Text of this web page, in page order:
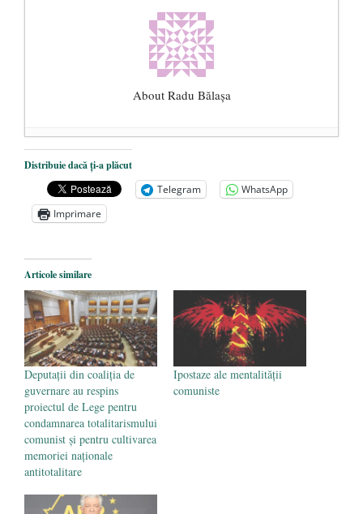
About Radu Bălaşa
Șase măsuri pentru primenirea clasei
politice românești - 10 noiembrie 2020
Într-o țară în care se fură miliarde de euro,
memoria rezistenței anticomuniste este
Libertatea cetățeanului vs. ”educația
sexuală” și obligativitatea vaccinării - 3
iunie 2020
Distribuie dacă ți-a plăcut
Telegram
WhatsApp
Imprimare
Articole similare
Deputații din coaliția de
guvernare au respins
proiectul de Lege pentru
condamnarea totalitarismului
comunist şi pentru cultivarea
memoriei naţionale
antitotalitare
Ipostaze ale mentalităţii
comuniste